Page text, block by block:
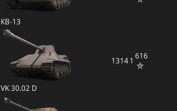
КВ-13
VK 30.02 D
13141 616